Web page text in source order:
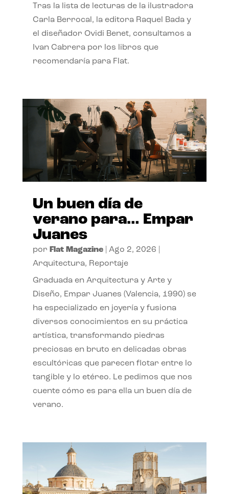
Tras la lista de lecturas de la ilustradora
Carla Berrocal, la editora Raquel Bada y
el diseñador Ovidi Benet, consultamos a
Ivan Cabrera por los libros que
recomendaría para Flat.
Un buen día de
verano para… Empar
Juanes
por Flat Magazine| Ago 2, 2026
Arquitectura, Reportaje
Graduada en Arquitectura y Arte y
Diseño, Empar Juanes (Valencia, 1990) se
ha especializado en joyería y fusiona
diversos conocimientos en su práctica
artística, transformando piedras
preciosas en bruto en delicadas obras
escultóricas que parecen flotar entre lo
tangible y lo etéreo. Le pedimos que nos
cuente cómo es para ella un buen día de
verano.